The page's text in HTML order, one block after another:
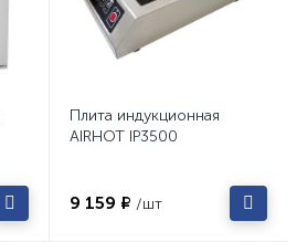
Плита индукционная
AIRHOT IP3500
9 159 ₽ /шт